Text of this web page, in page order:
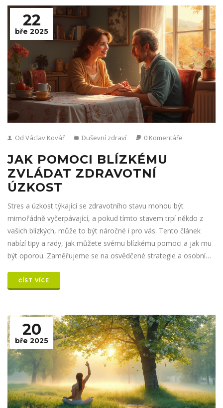
22
bře 2025
Od Václav Kovář Duševní zdraví 0 Komentáře
JAK POMOCI BLÍZKÉMU
ZVLÁDAT ZDRAVOTNÍ
ÚZKOST
Stres a úzkost týkající se zdravotního stavu mohou být
mimořádně vyčerpávající, a pokud tímto stavem trpí někdo z
vašich blízkých, může to být náročné i pro vás. Tento článek
nabízí tipy a rady, jak můžete svému blízkému pomoci a jak mu
být oporou. Zaměřujeme se na osvědčené strategie a osobní
a kdy je vhodné vyhledat odbornou pomoc. Rozptýlení mýtů a
ČÍST VÍCE
20
bře 2025